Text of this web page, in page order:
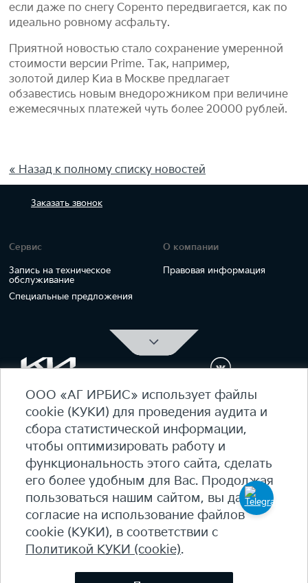
если даже по снегу Соренто передвигается, как по
идеально ровному асфальту.
Приятной новостью стало сохранение умеренной
стоимости версии Prime. Так, например,
золотой дилер Киа в Москве предлагает
обзавестись новым внедорожником при величине
ежемесячных платежей чуть более 20000 рублей.
« Назад к полному списку новостей
Заказать звонок
Сервис
Запись на техническое
обслуживание
Специальные предложения
О компании
Правовая информация
ОФИЦИАЛЬНЫЙ ДИЛЕР Kia Ирбис
ежедневно 09:00 - 21:00
7 (495) 476-39-64
Карта сайта
Политика конфиденциальности
Политика КУКИ (cookie)
+7(495) 644-18-18
© 2026 Студеный пр-д, 7Б - 90 км МКАД, внутренняя
сторона​
ООО «АГ ИРБИС» использует файлы
cookie (КУКИ) для проведения аудита и
сбора статистической информации,
чтобы оптимизировать работу и
функциональность этого сайта, сделать
его более удобным для Вас. Продолжая
пользоваться нашим сайтом, вы даете
согласие на использование файлов
cookie (КУКИ), в соответствии с
Политикой КУКИ (cookie).